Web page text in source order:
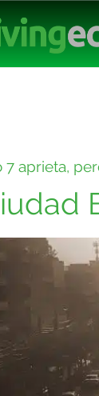
7 aprieta,